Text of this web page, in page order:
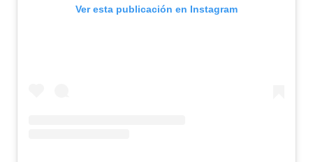
Ver esta publicación en Instagram